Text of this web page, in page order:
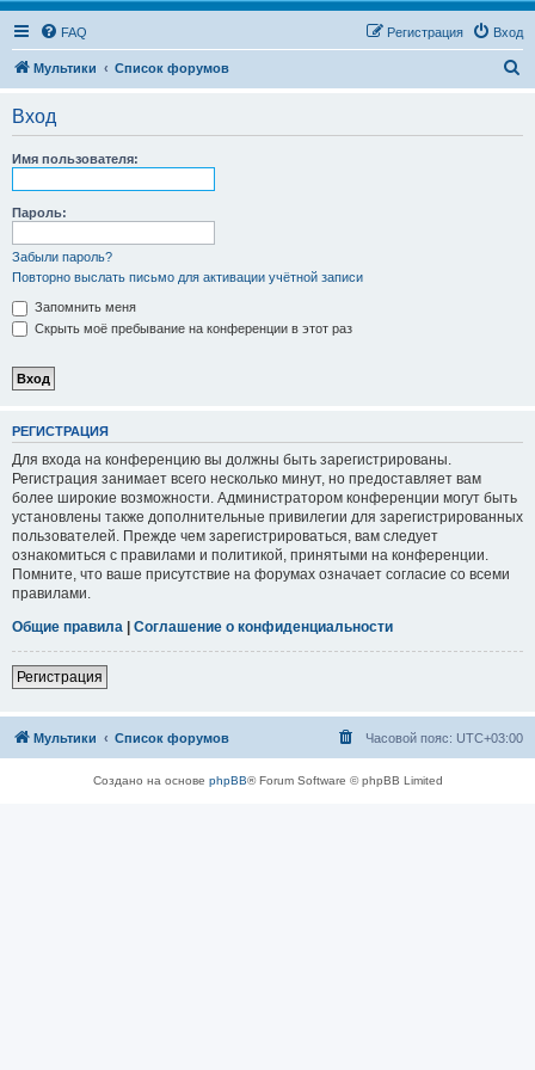
FAQ Вход
Регистрация
Мультики Список форумов
Вход
Имя пользователя:
Пароль:
Забыли пароль?
Повторно выслать письмо для активации учётной записи
Запомнить меня
Скрыть моё пребывание на конференции в этот раз
РЕГИСТРАЦИЯ
Для входа на конференцию вы должны быть зарегистрированы.
Регистрация занимает всего несколько минут, но предоставляет вам
более широкие возможности. Администратором конференции могут быть
установлены также дополнительные привилегии для зарегистрированных
пользователей. Прежде чем зарегистрироваться, вам следует
ознакомиться с правилами и политикой, принятыми на конференции.
Помните, что ваше присутствие на форумах означает согласие со всеми
правилами.
Общие правила | Соглашение о конфиденциальности
Регистрация
Мультики Список форумов Часовой пояс: UTC+03:00
Создано на основе phpBB® Forum Software © phpBB Limited